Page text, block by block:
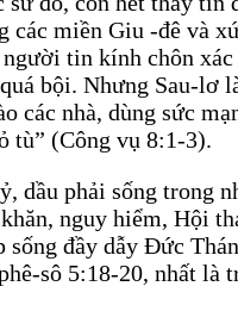
các miền Giu -đê và
tin kính chôn
bội. Nhưng Sau-lơ
các nhà, dùng sức
tù” (Công vụ 8:1-3).
dầu phải sống trong
nguy hiểm, Hội
sống đầy dẫy Ðức
sô 5:18-20, nhất là